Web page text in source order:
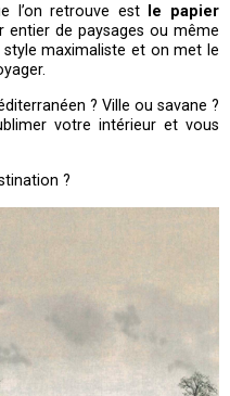
l’on retrouve est
le papier
entier de paysages ou même
maximaliste et on met le
? Ville ou savane ?
votre intérieur et vous
?